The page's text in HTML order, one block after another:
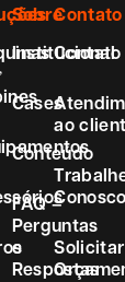
Sobre
Institucional
Cases
Conteúdo
FAQ –
Perguntas
e
Respostas
Contato
Contato
ao
Solicitar